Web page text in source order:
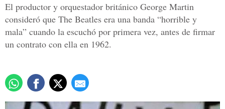
El productor y orquestador británico George Martin
consideró que The Beatles era una banda “horrible y
mala” cuando la escuchó por primera vez, antes de firmar
un contrato con ella en 1962.